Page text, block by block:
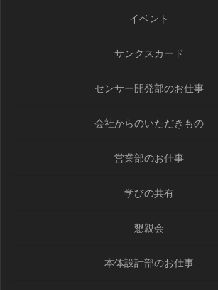
イベント
サンクスカード
センサー開発部のお仕事
会社からのいただきもの
営業部のお仕事
学びの共有
懇親会
本体設計部のお仕事